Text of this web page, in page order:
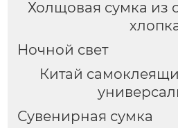
Холщовая сумка из
Ночной свет
Китай
Сувенирная сумка